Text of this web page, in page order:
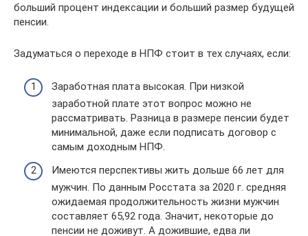
больший процент индексации и больший размер будущей
пенсии.
Задуматься о переходе в НПФ стоит в тех случаях, если:
Заработная плата высокая. При низкой
заработной плате этот вопрос можно не
рассматривать. Разница в размере пенсии будет
минимальной, даже если подписать договор с
самым доходным НПФ.
Имеются перспективы жить дольше 66 лет для
мужчин. По данным Росстата за 2020 г. средняя
ожидаемая продолжительность жизни мужчин
составляет 65,92 года. Значит, некоторые до
пенсии не доживут. А дожившие, едва ли